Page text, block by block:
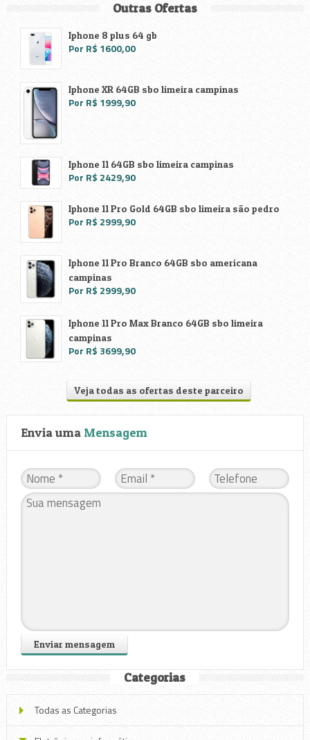
Outras Ofertas
Iphone 8 plus 64 gb
Por R$ 1600,00
Iphone XR 64GB sbo limeira campinas
Por R$ 1999,90
Iphone 11 64GB sbo limeira campinas
Por R$ 2429,90
Iphone 11 Pro Gold 64GB sbo limeira são pedro
Por R$ 2999,90
Iphone 11 Pro Branco 64GB sbo americana
campinas
Por R$ 2999,90
Iphone 11 Pro Max Branco 64GB sbo limeira
campinas
Por R$ 3699,90
Veja todas as ofertas deste parceiro
Envia uma Mensagem
Categorias
Todas as Categorias